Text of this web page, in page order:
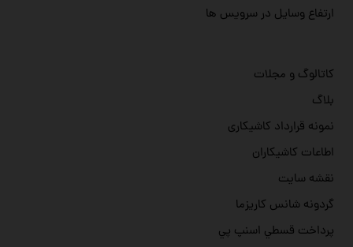
کاتالوگ و مجلات
بلاگ
نمونه قرارداد کاشیکاری
اطاعات کاشیکاران
نقشه سایت
گردونه شانس کاریزما
پرداخت قسطي اسنپ پي
ارتفاع وسایل در سرویس ها